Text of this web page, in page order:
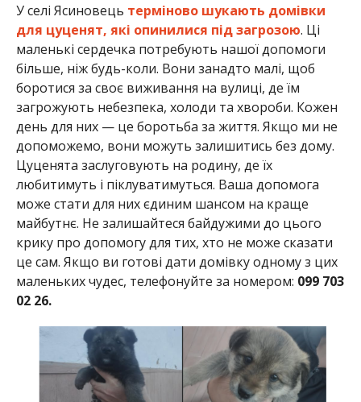
У селі Ясиновець терміново шукають домівки
для цуценят, які опинилися під загрозою. Ці
маленькі сердечка потребують нашої допомоги
більше, ніж будь-коли. Вони занадто малі, щоб
боротися за своє виживання на вулиці, де їм
загрожують небезпека, холоди та хвороби. Кожен
день для них — це боротьба за життя. Якщо ми не
допоможемо, вони можуть залишитись без дому.
Цуценята заслуговують на родину, де їх
любитимуть і піклуватимуться. Ваша допомога
може стати для них єдиним шансом на краще
майбутнє. Не залишайтеся байдужими до цього
крику про допомогу для тих, хто не може сказати
це сам. Якщо ви готові дати домівку одному з цих
маленьких чудес, телефонуйте за номером: 099 703
02 26.